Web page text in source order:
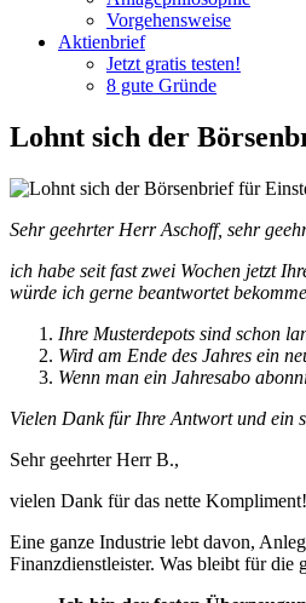
Vorgehensweise
Aktienbrief
Jetzt gratis testen!
8 gute Gründe
Lohnt sich der
Sehr geehrter Herr Aschoff, sehr
ich habe seit fast zwei Wochen jetzt
würde ich gerne beantwortet
Ihre Musterdepots sind schon
Wird am Ende des Jahres ein
Wenn man ein Jahresabo
Vielen Dank für Ihre Antwort und ein
Sehr geehrter Herr B.,
vielen Dank für das nette
Eine ganze Industrie lebt davon,
Finanzdienstleister. Was bleibt für die